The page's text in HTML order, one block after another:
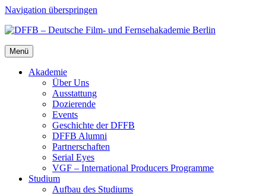
Navigation überspringen
Menü
Aka­de­mie
Über Uns
Aus­stat­tung
Dozie­ren­de
Events
Geschich­te der DFFB
DFFB Alum­ni
Part­ner­schaf­ten
Seri­al Eyes
VGF – Inter­na­tio­nal Pro­du­cers Pro­gram­me
Stu­di­um
Auf­bau des Stu­di­ums